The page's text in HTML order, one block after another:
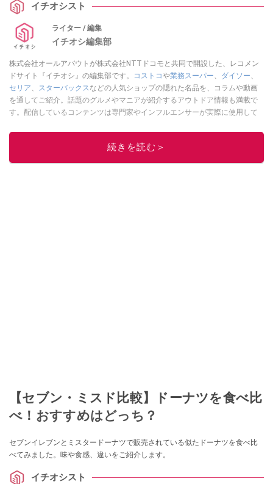
イチオシスト
ライター / 編集
イチオシ編集部
株式会社オールアバウトが株式会社NTTドコモと共同で開設した、レコメン
ドサイト『イチオシ』の編集部です。
コストコや業務スーパー、 ダイソー、
セリア、 スターバックスなどの人気ショップの隠れた名品を、コラムや動画
を通してご紹介。話題のグルメやマニアが紹介するアウトドア情報も満載で
す。配信しているコンテンツは専門家やインフルエンサーが実際に使用して
ニュースでフォロー
続きを読む＞
【セブン・ミスド比較】ドーナツを食べ比
べ！おすすめはどっち？
セブンイレブンとミスタードーナツで販売されている似たドーナツを食べ比
べてみました。味や食感、違いをご紹介します。
イチオシスト